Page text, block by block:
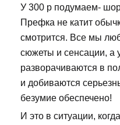
У 300 р подумаем-
Префка не катит
смотрится. Все мы
сюжеты и сенсации, а
разворачиваются в
и добиваются
безумие обеспечено!
И это в ситуации,